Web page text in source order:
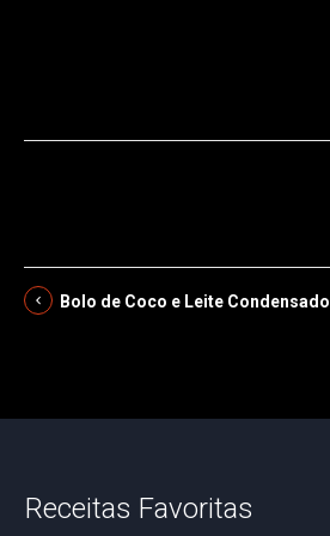
Bolo de Coco e Leite Condensado
Receitas Favoritas